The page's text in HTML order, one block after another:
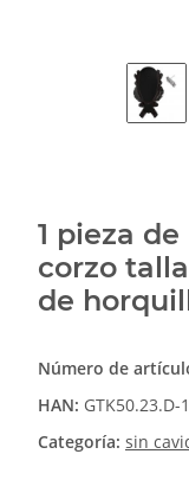
1 pieza
corzo
de
Número de
HAN: GTK50.23.D-
Categoría: sin